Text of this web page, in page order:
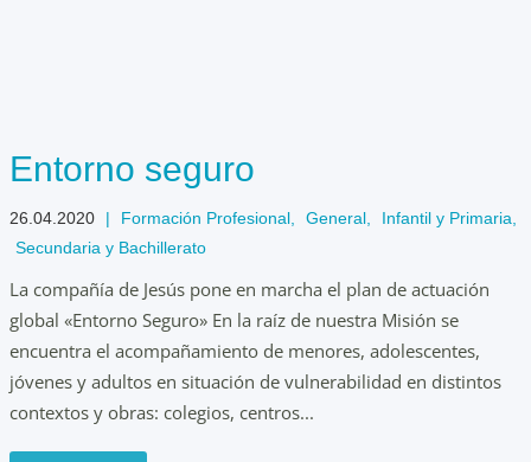
Entorno seguro
26.04.2020 | Formación Profesional General Infantil y Primaria
Secundaria y Bachillerato
La compañía de Jesús pone en marcha el plan de actuación
global «Entorno Seguro» En la raíz de nuestra Misión se
encuentra el acompañamiento de menores, adolescentes,
jóvenes y adultos en situación de vulnerabilidad en distintos
contextos y obras: colegios, centros...